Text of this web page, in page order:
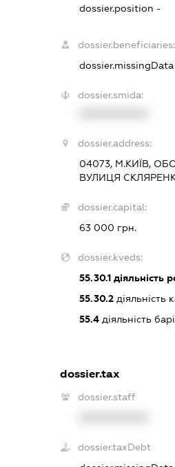
dossier.position -
dossier.beneficiaries:
dossier.missingData
dossier.smida:
dossier.address:
04073, М.КИЇВ,
ВУЛИЦЯ
dossier.capital:
63 000 грн.
dossier.kveds:
55.30.1діяльність
55.30.2діяльність
55.4діяльність
dossier.tax
dossier.staff
dossier.taxDebt